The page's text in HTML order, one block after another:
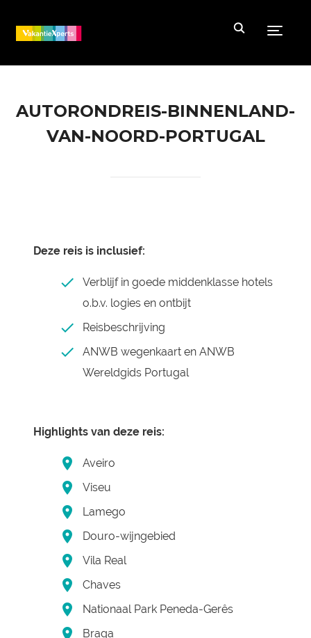
AUTORONDREIS-BINNENLAND-
VAN-NOORD-PORTUGAL
Deze reis is inclusief:
Verblijf in goede middenklasse hotels
o.b.v. logies en ontbijt
Reisbeschrijving
ANWB wegenkaart en ANWB
Wereldgids Portugal
Highlights van deze reis:
Aveiro
Viseu
Lamego
Douro-wijngebied
Vila Real
Chaves
Nationaal Park Peneda-Gerês
Braga